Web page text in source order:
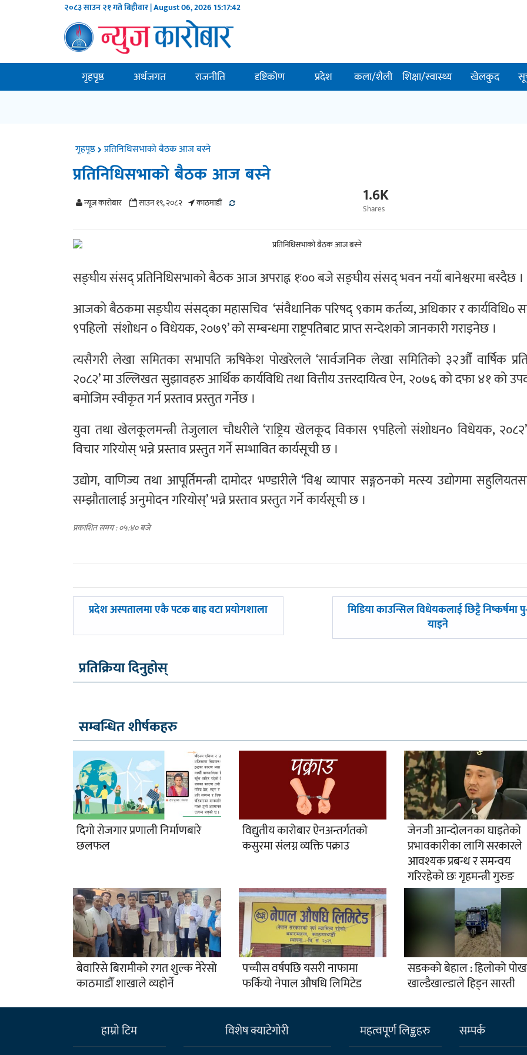
२०८३ साउन २१ गते बिहीवार | August 06, 202615:17:42
गृहपृष्ठ अर्थजगत राजनीति दृष्टिकोण प्रदेश कला/शैली शिक्षा/स्वास्थ्य खेलकुद
गृहपृष्ठ प्रतिनिधिसभाको बैठक आज बस्ने
प्रतिनिधिसभाको बैठक आज बस्ने
न्यूज काराेबार साउन १९, २०८२ काठमाडाैं 1.6K
Shares
सङ्घीय संसद् प्रतिनिधिसभाको बैठक आज अपराह्न १ः०० बजे सङ्घीय संसद् भवन नयाँ बानेश्वरमा बस्दैछ ।
आजको बैठकमा सङ्घीय संसद्का महासचिव ‘संवैधानिक परिषद् ९काम कर्तव्य, अधिकार र कार्यविधि०
९पहिलो संशोधन ० विधेयक, २०७९’ को सम्बन्धमा राष्ट्रपतिबाट प्राप्त सन्देशको जानकारी गराइनेछ ।
त्यसैगरी लेखा समितका सभापति ऋषिकेश पोखरेलले ‘सार्वजनिक लेखा समितिको ३२औँ वार्षिक
२०८२’ मा उल्लिखत सुझावहरु आर्थिक कार्यविधि तथा वित्तीय उत्तरदायित्व ऐन, २०७६ को दफा ४१ को
बमोजिम स्वीकृत गर्न प्रस्ताव प्रस्तुत गर्नेछ ।
युवा तथा खेलकूलमन्त्री तेजुलाल चौधरीले ‘राष्ट्रिय खेलकूद विकास ९पहिलो संशोधन० विधेयक,
विचार गरियोस् भन्ने प्रस्ताव प्रस्तुत गर्ने सम्भावित कार्यसूची छ ।
उद्योग, वाणिज्य तथा आपूर्तिमन्त्री दामोदर भण्डारीले ‘विश्व व्यापार सङ्गठनको मत्स्य उद्योगमा
सम्झौतालाई अनुमोदन गरियोस्’ भन्ने प्रस्ताव प्रस्तुत गर्ने कार्यसूची छ ।
प्रकाशित समय : ०५:४० बजे
पछिल्लाे
प्रदेश अस्पतालमा एकै पटक बाह्र वटा प्रयोगशाला
अघिल्लाे
मिडिया काउन्सिल विधेयकलाई छिट्टै निष्कर्षमा
याइने
प्रतिक्रिया दिनुहोस्
सम्बन्धित शीर्षकहरु
दिगो रोजगार प्रणाली निर्माणबारे
छलफल
विद्युतीय कारोबार ऐनअन्तर्गतको
कसुरमा संलग्न व्यक्ति पक्राउ
जेनजी आन्दोलनका घाइतेको
प्रभावकारीका लागि सरकारले
आवश्यक प्रबन्ध र समन्वय
गरिरहेको छः गृहमन्त्री गुरुङ
बेवारिसे बिरामीको रगत शुल्क नेरेसो
काठमाडौँ शाखाले व्यहोर्ने
पच्चीस वर्षपछि यसरी नाफामा
फर्कियो नेपाल औषधि लिमिटेड
सडकको बेहाल : हिलोको
खाल्डैखाल्डाले हिड्न सास्ती
हाम्राे टिम विशेष क्याटेगाेरी महत्वपूर्ण लिङ्कहरु सम्पर्क